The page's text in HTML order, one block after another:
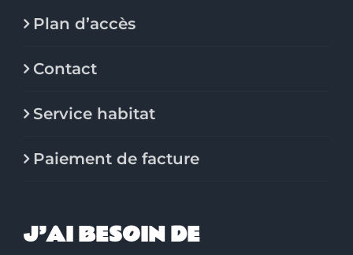
Plan d’accès
Contact
Service habitat
Paiement de facture
J’AI BESOIN DE